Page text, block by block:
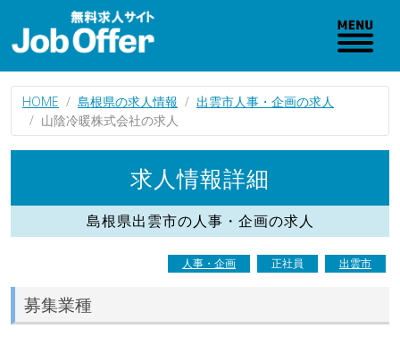
HOME 島根県の求人情報
出雲市人事・企画の求人
山陰冷暖株式会社の求人
求人情報詳細
島根県出雲市の人事・企画の求人
人事・企画 正社員 出雲市
募集業種